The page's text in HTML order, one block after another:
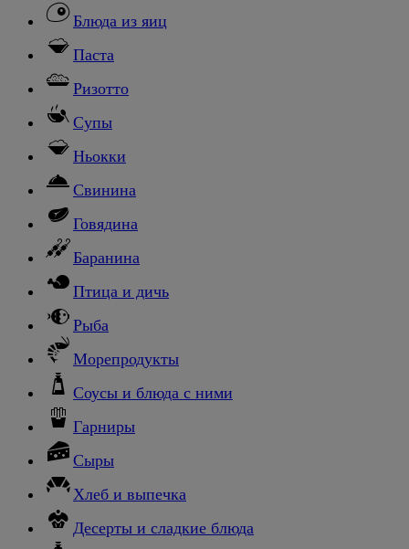
Блюда из яиц
Паста
Ризотто
Супы
Ньокки
Свинина
Говядина
Баранина
Птица и дичь
Рыба
Морепродукты
Соусы и блюда с ними
Гарниры
Сыры
Хлеб и выпечка
Десерты и сладкие блюда